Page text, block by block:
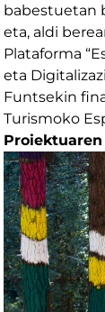
babestuetan
eta, aldi
Plataforma
eta
Funtsekin
Turismoko